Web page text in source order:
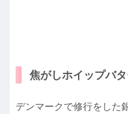
焦がしホイップバ
デンマークで修行をした